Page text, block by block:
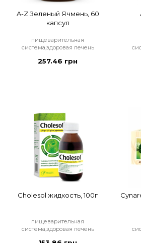
A-Z Зеленый Ячмень, 60
капсул
пищеварительная
система,здоровая печень
257.46 грн
Cholesol жидкость, 100г
пищеварительная
система,здоровая печень